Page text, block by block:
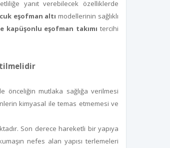
yanıt verebilecek özelliklerde
eşofman altı modellerinin sağlıklı
kapüşonlu eşofman takımı tercihi
önceliğin mutlaka sağlığa verilmesi
kimyasal ile temas etmemesi ve
Son derece hareketli bir yapıya
nefes alan yapısı terlemeleri